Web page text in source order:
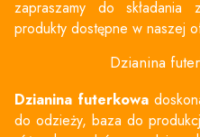
zapraszamy do
produkty dostępne w naszej
Dzianina
Dzianina futerkowa
do odzieży, baza do